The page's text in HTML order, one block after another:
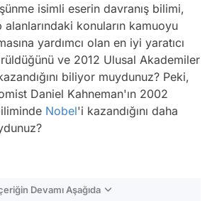
isimli eserin davranış bilimi,
alanlarındaki konuların kamuoyu
yardımcı olan en iyi yaratıcı
ve 2012 Ulusal Akademiler
biliyor muydunuz? Peki,
Daniel Kahneman'ın 2002
Nobel'i kazandığını daha
Devamı Aşağıda